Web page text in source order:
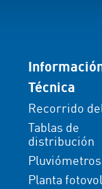
Técnica
Recorrido
Tablas de
distribución
Pluviómetros
Planta